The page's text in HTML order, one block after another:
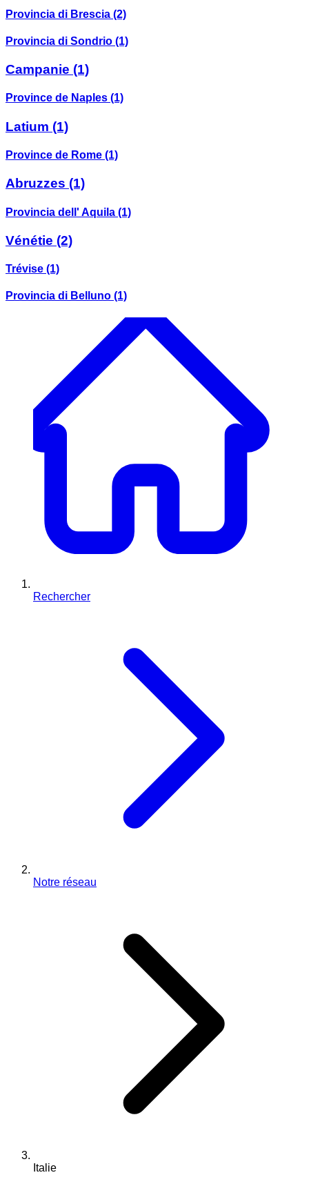
Provincia di Brescia (2)
Provincia di Sondrio (1)
Campanie (1)
Province de Naples (1)
Latium (1)
Province de Rome (1)
Abruzzes (1)
Provincia dell' Aquila (1)
Vénétie (2)
Trévise (1)
Provincia di Belluno (1)
Rechercher
Notre réseau
Italie